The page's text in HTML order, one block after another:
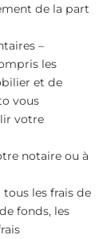
de la part
–
les
et de
vous
votre
notaire ou à
les frais de
fonds, les